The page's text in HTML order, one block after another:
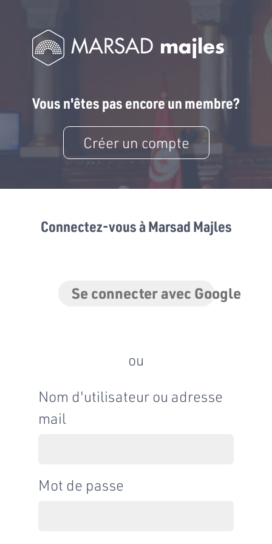
Vous n'êtes pas encore un membre?
Créer un compte
Connectez-vous à Marsad Majles
Se connecter avec Google
ou
Nom d'utilisateur ou adresse
mail
Mot de passe